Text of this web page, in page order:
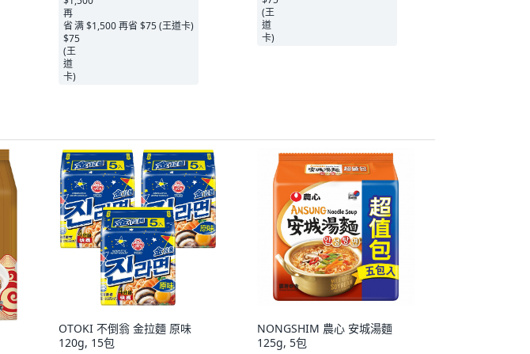
满 $1,500 再省 $75 (王道卡)
OTOKI 不倒翁 金拉麵 原味
120g, 15包
NONGSHIM 農心 安城湯麵
125g, 5包